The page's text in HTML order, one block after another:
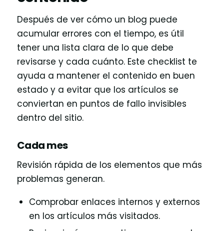
Después de ver cómo un blog puede
acumular errores con el tiempo, es útil
tener una lista clara de lo que debe
revisarse y cada cuánto. Este checklist te
ayuda a mantener el contenido en buen
estado y a evitar que los artículos se
conviertan en puntos de fallo invisibles
dentro del sitio.
Cada mes
Revisión rápida de los elementos que más
problemas generan.
Comprobar enlaces internos y externos
en los artículos más visitados.